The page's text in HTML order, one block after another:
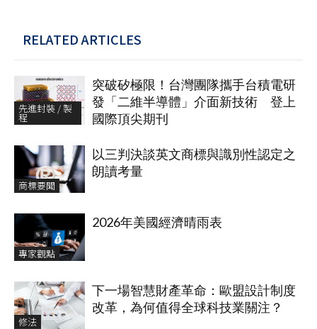
RELATED ARTICLES
先進封裝 / 製
程
突破矽極限！台灣團隊攜手台積電研
發「二維半導體」介面新技術 登上
國際頂尖期刊
商標要聞
以三判決談英文商標與識別性認定之
朗讀考量
專家觀點
2026年美國經濟晴雨表
修法
下一場智慧財產革命：歐盟設計制度
改革，為何值得全球科技業關注？